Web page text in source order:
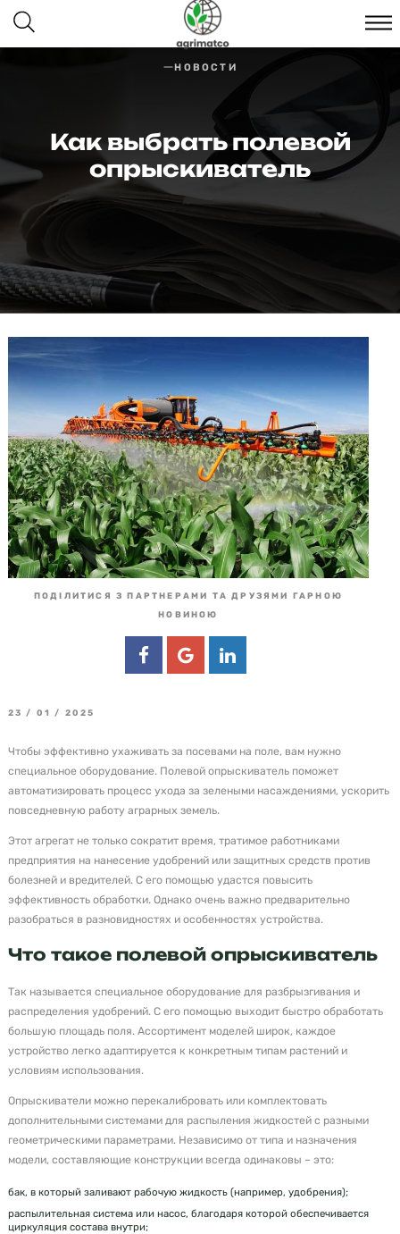
НОВОСТИ
Как выбрать полевой
опрыскиватель
ПОДІЛИТИСЯ З ПАРТНЕРАМИ ТА ДРУЗЯМИ ГАРНОЮ
НОВИНОЮ
23 / 01 / 2025
Чтобы эффективно ухаживать за посевами на поле, вам нужно
специальное оборудование. Полевой опрыскиватель поможет
автоматизировать процесс ухода за зелеными насаждениями, ускорить
повседневную работу аграрных земель.
Этот агрегат не только сократит время, тратимое работниками
предприятия на нанесение удобрений или защитных средств против
болезней и вредителей. С его помощью удастся повысить
эффективность обработки. Однако очень важно предварительно
разобраться в разновидностях и особенностях устройства.
Что такое полевой опрыскиватель
Так называется специальное оборудование для разбрызгивания и
распределения удобрений. С его помощью выходит быстро обработать
большую площадь поля. Ассортимент моделей широк, каждое
устройство легко адаптируется к конкретным типам растений и
условиям использования.
Опрыскиватели можно перекалибровать или комплектовать
дополнительными системами для распыления жидкостей с разными
геометрическими параметрами. Независимо от типа и назначения
модели, составляющие конструкции всегда одинаковы – это:
бак, в который заливают рабочую жидкость (например, удобрения);
распылительная система или насос, благодаря которой обеспечивается
циркуляция состава внутри;